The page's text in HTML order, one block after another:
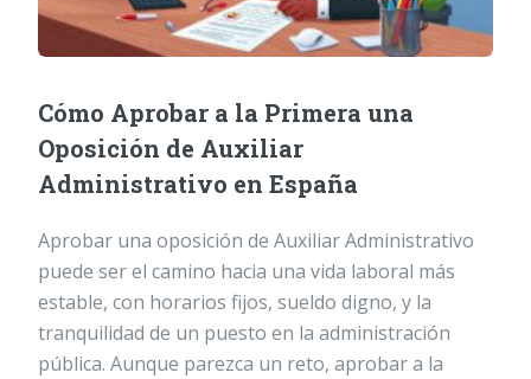
Cómo Aprobar a la Primera una
Oposición de Auxiliar
Administrativo en España
Aprobar una oposición de Auxiliar Administrativo
puede ser el camino hacia una vida laboral más
estable, con horarios fijos, sueldo digno, y la
tranquilidad de un puesto en la administración
pública. Aunque parezca un reto, aprobar a la